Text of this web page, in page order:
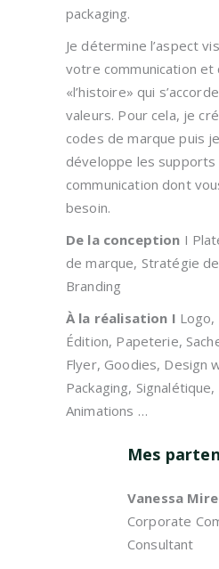
packaging.
Je détermine l’aspect
votre communication et
«l’histoire» qui
valeurs. Pour cela, je
codes de marque puis je
développe les supports
communication dont
besoin.
De la conception I
de marque, Stratégie
Branding
À la réalisation I Logo,
Édition, Papeterie,
Flyer, Goodies, Design
Packaging, Signalétique,
Animations …
Mes
Vanessa
Corporate
Consultant